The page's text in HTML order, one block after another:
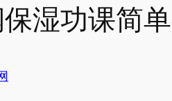
湿功课简单